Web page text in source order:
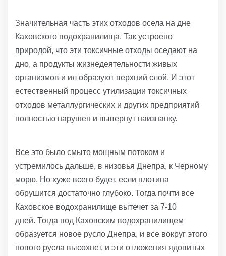
Значительная часть этих отходов осела на дне
Каховского водохранилища. Так устроено
природой, что эти токсичные отходы оседают на
дно, а продукты жизнедеятельности живых
организмов и ил образуют верхний слой. И этот
естественный процесс утилизации токсичных
отходов металлургических и других предприятий
полностью нарушен и вывернут наизнанку.
Все это было смыто мощным потоком и
устремилось дальше, в низовья Днепра, к Черному
морю. Но хуже всего будет, если плотина
обрушится достаточно глубоко. Тогда почти все
Каховское водохранилище вытечет за 7-10
дней. Тогда под Каховским водохранилищем
образуется новое русло Днепра, и все вокруг этого
нового русла высохнет, и эти отложения ядовитых